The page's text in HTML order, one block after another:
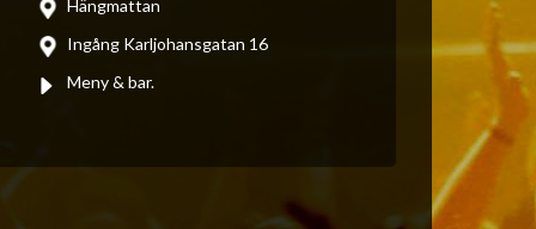
Hängmattan
Ingång Karljohansgatan 16
Meny & bar.